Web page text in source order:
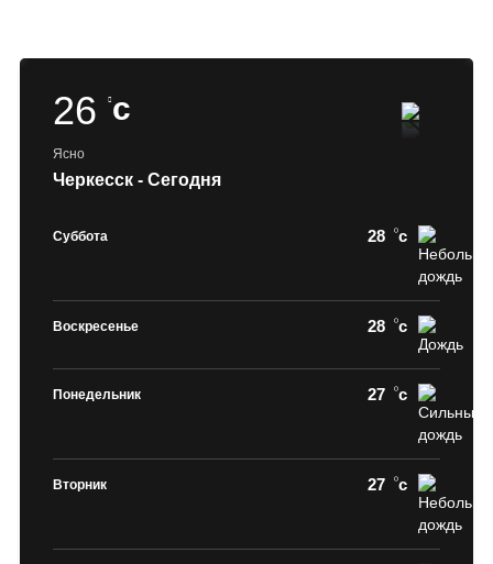
26 c
Ясно
Черкесск - Сегодня
Суббота 28 c
Воскресенье 28 c
Понедельник 27 c
Вторник 27 c